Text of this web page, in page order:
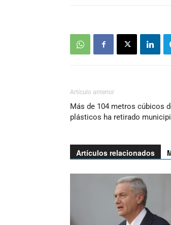
Artículo anterior
Más de 104 metros cúbicos
plásticos ha retirado
Artículos relacionados